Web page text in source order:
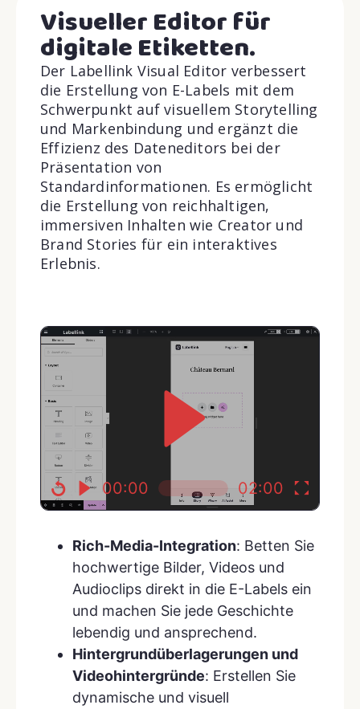
Visueller Editor für
digitale Etiketten.
Der Labellink Visual Editor verbessert
die Erstellung von E-Labels mit dem
Schwerpunkt auf visuellem Storytelling
und Markenbindung und ergänzt die
Effizienz des Dateneditors bei der
Präsentation von
Standardinformationen. Es ermöglicht
die Erstellung von reichhaltigen,
immersiven Inhalten wie Creator und
Brand Stories für ein interaktives
Erlebnis.
00:00 02:00
Rich-Media-Integration: Betten Sie
hochwertige Bilder, Videos und
Audioclips direkt in die E-Labels ein
und machen Sie jede Geschichte
lebendig und ansprechend.
Hintergrundüberlagerungen und
Videohintergründe: Erstellen Sie
dynamische und visuell